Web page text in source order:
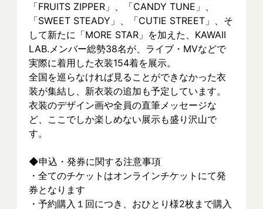
「FRUITS ZIPPER」、「CANDY TUNE」、
「SWEET STEADY」、「CUTIE STREET」、そ
して新たに「MORE STAR」を加えた、KAWAII
LAB.メンバー総勢38名が、ライブ・MVなどで
実際に着⽤した衣装154着を展示。
全国を巡らなければ見ることができなかった衣
装が集結し、新⾐装の追加も予定しています。
衣装のデザイン画や全員の直筆メッセージな
ど、ここでしか楽しめない展示も盛り沢山で
す。
◆申込・発券に関する注意事項
・全てのチケットはオンラインチケットにて発
券となります
・予約購入１回につき、おひとり様2枚まで購入